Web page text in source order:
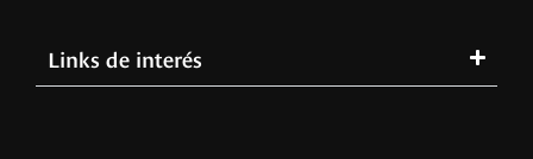
Links de interés